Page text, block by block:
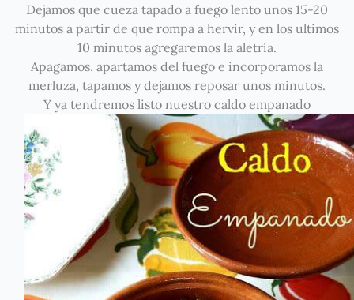
Dejamos que cueza tapado a fuego lento unos 15-20
minutos a partir de que rompa a hervir, y en los ultimos
10 minutos agregaremos la aletría.
Apagamos, apartamos del fuego e incorporamos la
merluza, tapamos y dejamos reposar unos minutos.
Y ya tendremos listo nuestro caldo empanado